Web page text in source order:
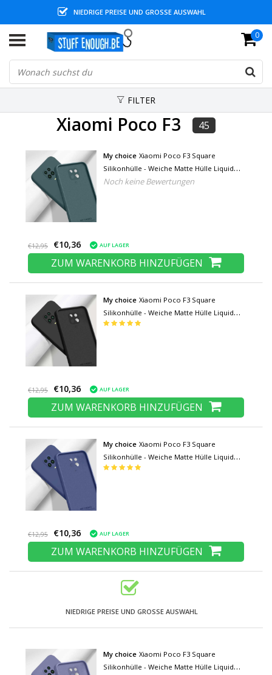
NIEDRIGE PREISE UND GROSSE AUSWAHL
0
FILTER
Xiaomi Poco F3 45
My choice Xiaomi Poco F3 Square
Silikonhülle - Weiche Matte Hülle Liquid
Cover Dunkelgrün
Noch keine Bewertungen
€12,95 €10,36 AUF LAGER
ZUM WARENKORB HINZUFÜGEN
My choice Xiaomi Poco F3 Square
Silikonhülle - Weiche Matte Hülle Liquid
Cover Schwarz
€12,95 €10,36 AUF LAGER
ZUM WARENKORB HINZUFÜGEN
My choice Xiaomi Poco F3 Square
Silikonhülle - Weiche Matte Hülle Liquid
Cover Blau
€12,95 €10,36 AUF LAGER
ZUM WARENKORB HINZUFÜGEN
NIEDRIGE PREISE UND GROSSE AUSWAHL
My choice Xiaomi Poco F3 Square
Silikonhülle - Weiche Matte Hülle Liquid